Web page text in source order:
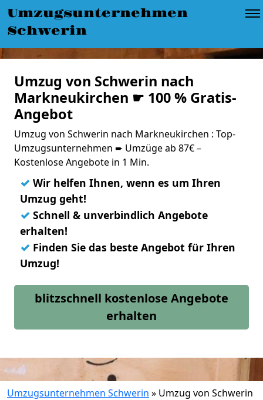
Umzugsunternehmen
Schwerin
Umzug von Schwerin nach
Markneukirchen ☛ 100 % Gratis-
Angebot
Umzug von Schwerin nach Markneukirchen : Top-
Umzugsunternehmen ➨ Umzüge ab 87€ –
Kostenlose Angebote in 1 Min.
✓ Wir helfen Ihnen, wenn es um Ihren
Umzug geht!
✓ Schnell & unverbindlich Angebote
erhalten!
✓ Finden Sie das beste Angebot für Ihren
Umzug!
blitzschnell kostenlose Angebote
erhalten
Umzugsunternehmen Schwerin » Umzug von Schwerin